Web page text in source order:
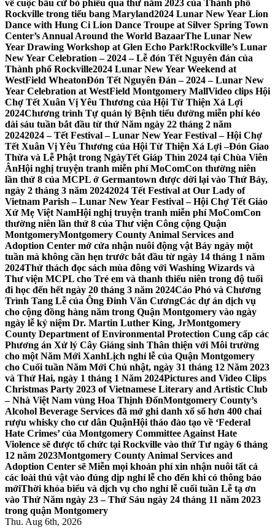
về cuộc bầu cử bỏ phiếu qua thư năm 2023 của Thành phố
Rockville trong tiểu bang Maryland2024 Lunar New Year Lion
Dance with Hung Ci Lion Dance Troupe at Silver Spring Town
Center’s Annual Around the World BazaarThe Lunar New
Year Drawing Workshop at Glen Echo Park!Rockville’s Lunar
New Year Celebration – 2024 – Lễ đón Tết Nguyên đán của
Thành phố Rockville2024 Lunar New Year Weekend at
WestField WheatonĐón Tết Nguyên Đán – 2024 – Lunar New
Year Celebration at WestField Montgomery MallVideo clips Hội
Chợ Tết Xuân Vị Yêu Thương của Hội Từ Thiện Xá Lợi
2024Chương trình Tự quản lý Bệnh tiểu đường miễn phí kéo
dài sáu tuần bắt đầu từ thứ Năm ngày 22 tháng 2 năm
20242024 – Tết Festival – Lunar New Year Festival – Hội Chợ
Tết Xuân Vị Yêu Thương của Hội Từ Thiện Xá Lợi –Đón Giao
Thừa và Lễ Phật trong NgàyTết Giáp Thìn 2024 tại Chùa Viên
ÂnHội nghị truyện tranh miễn phí MoComCon thường niên
lần thứ 8 của MCPL ở Germantown được dời lại vào Thứ Bảy,
ngày 2 tháng 3 năm 20242024 Tết Festival at Our Lady of
Vietnam Parish – Lunar New Year Festival – Hội Chợ Tết Giáo
Xứ Mẹ Việt NamHội nghị truyện tranh miễn phí MoComCon
thường niên lần thứ 8 của Thư viện Công cộng Quận
MontgomeryMontgomery County Animal Services and
Adoption Center mở cửa nhận nuôi động vật Bảy ngày một
tuần mà không cần hẹn trước bắt đầu từ ngày 14 tháng 1 năm
2024Thử thách đọc sách mùa đông với Washing Wizards và
Thư viện MCPL cho Trẻ em và thanh thiếu niên trong độ tuổi
đi học đến hết ngày 20 tháng 3 năm 2024Cáo Phó và Chương
Trình Tang Lễ của Ông Đinh Văn CươngCác dự án dịch vụ
cho cộng đồng hàng năm trong Quận Montgomery vào ngày
ngày lễ kỷ niệm Dr. Martin Luther King, JrMontgomery
County Department of Environmental Protection Cung cấp các
Phương án Xử lý Cây Giáng sinh Thân thiện với Môi trường
cho một Năm Mới XanhLịch nghỉ lễ của Quận Montgomery
cho Cuối tuần Năm Mới Chủ nhật, ngày 31 tháng 12 Năm 2023
và Thứ Hai, ngày 1 tháng 1 Năm 2024Pictures and Video Clips
Christmas Party 2023 of Vietnamese Literary and Artistic Club
– Nhà Việt Nam vùng Hoa Thịnh ĐốnMontgomery County’s
Alcohol Beverage Services đã mở ghi danh xổ số hơn 400 chai
rượu whisky cho cư dân QuậnHội thảo đào tạo về ‘Federal
Hate Crimes’ của Montgomery Committee Against Hate
Violence sẽ được tổ chức tại Rockville vào thứ Tư ngày 6 tháng
12 năm 2023Montgomery County Animal Services and
Adoption Center sẽ Miễn mọi khoản phí xin nhận nuôi tất cả
các loài thú vật vào đúng dịp nghỉ lễ cho đến khi có thông báo
mớiThời khóa biểu và dịch vụ cho nghỉ lễ cuối tuần Lễ tạ ơn
vào Thứ Năm ngày 23 – Thứ Sáu ngày 24 tháng 11 năm 2023
trong quận Montgomery
Thu. Aug 6th, 2026